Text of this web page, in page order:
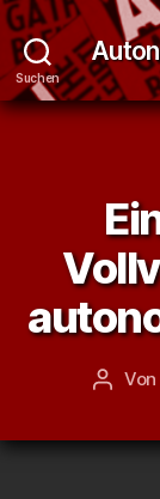
Suchen
Von